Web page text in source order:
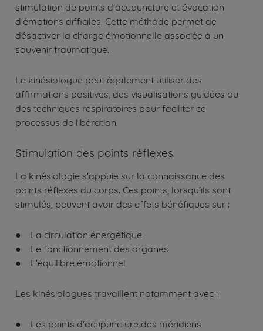
stimulation de points d'acupuncture et évocation
d'émotions difficiles. Cette méthode permet de
désactiver la charge émotionnelle associée à un
souvenir traumatique.
Le kinésiologue peut également utiliser des
affirmations positives, des visualisations guidées ou
des techniques respiratoires pour faciliter ce
processus de libération.
Stimulation des points réflexes
La kinésiologie s'appuie sur la connaissance des
points réflexes du corps. Ces points, lorsqu'ils sont
stimulés, peuvent avoir des effets bénéfiques sur :
● La circulation énergétique
● Le fonctionnement des organes
● L'équilibre émotionnel
Les kinésiologues travaillent notamment avec :
● Les points d'acupuncture des méridiens